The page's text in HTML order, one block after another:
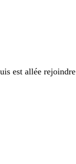
est allée rejoindre